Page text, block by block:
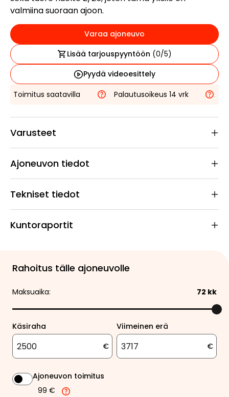
valmiina suoraan ajoon.
Varaa ajoneuvo
Lisää tarjouspyyntöön (0/5)
Pyydä videoesittely
Toimitus saatavilla
Palautusoikeus 14 vrk
Varusteet
Ajoneuvon tiedot
Tekniset tiedot
Kuntoraportit
Rahoitus tälle ajoneuvolle
Maksuaika: 72 kk
Käsiraha
€
Viimeinen erä
€
Ajoneuvon toimitus
99 €